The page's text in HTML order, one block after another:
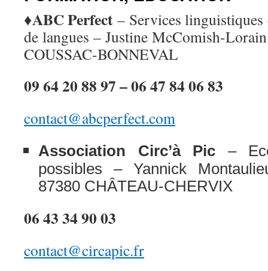
♦ABC Perfect – Services
de langues – Justine McComish-
COUSSAC-BONNEVAL
09 64 20 88 97 – 06 47 84 06 83
contact@abcperfect.com
Association Circ’à Pic –
possibles – Yannick
87380 CHÂTEAU-CHERVIX
06 43 34 90 03
contact@circapic.fr